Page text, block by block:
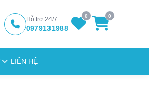
Hỗ trợ 24/7
0979131988
0 0
LIÊN HỆ